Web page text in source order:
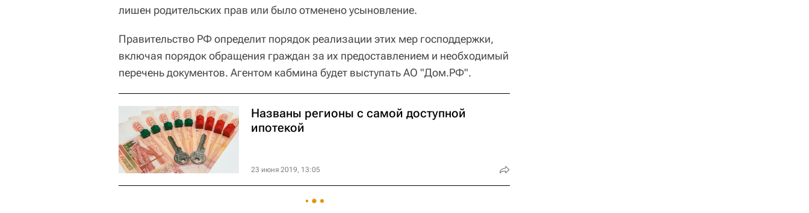
лишен родительских прав или было отменено усыновление.
Правительство РФ определит порядок реализации этих мер господдержки,
включая порядок обращения граждан за их предоставлением и необходимый
перечень документов. Агентом кабмина будет выступать АО "Дом.РФ".
Названы регионы с самой доступной
ипотекой
23 июня 2019, 13:05